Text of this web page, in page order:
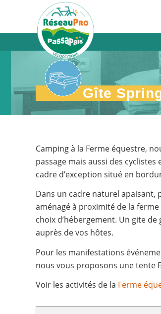
Spring Garden – Gîte
Gîte
Camping à la Ferme équestre,
passage mais aussi des
cadre d’exception situé en
Dans un cadre naturel apaisant,
aménagé à proximité de la
choix d’hébergement. Un gite
auprès de vos hôtes.
Pour les manifestations
nous vous proposons une tente
Voir les activités de la Ferme